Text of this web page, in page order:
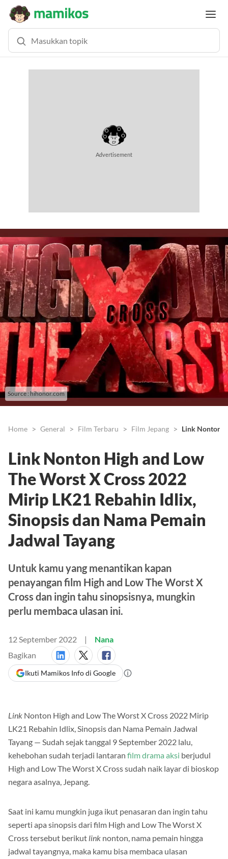
Advertisement
Source : hihonor.com
Home General Film Terbaru Film Jepang Link Nonton
Link Nonton High and Low
The Worst X Cross 2022
Mirip LK21 Rebahin Idlix,
Sinopsis dan Nama Pemain
Jadwal Tayang
Untuk kamu yang menantikan kapan
penayangan film High and Low The Worst X
Cross dan ingin tahu sinopsisnya, mungkin
perlu membaca ulasan ini.
12 September 2022
Nana
Bagikan
Ikuti Mamikos Info di Google
Link Nonton High and Low The Worst X Cross 2022 Mirip
LK21 Rebahin Idlix, Sinopsis dan Nama Pemain Jadwal
Tayang — Sudah sejak tanggal 9 September 2022 lalu,
kehebohan sudah terjadi lantaran film drama aksi berjudul
High and Low The Worst X Cross sudah naik layar di bioskop
negara asalnya, Jepang.
Saat ini kamu mungkin juga ikut penasaran dan ingin tahu
seperti apa sinopsis dari film High and Low The Worst X
Cross tersebut berikut link nonton, nama pemain hingga
jadwal tayangnya, maka kamu bisa membaca ulasan